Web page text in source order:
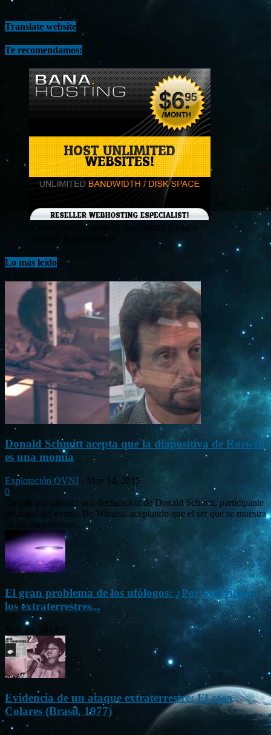
Translate website
Te recomendamos:
¡Consigue tu hosting de alta calidad y a bajo
costo en Banahosting!
Lo más leído
Donald Schmitt acepta que la diapositiva de Roswell
es una momia
Exploración OVNI - May 14, 2015
0
Circula por internet una declaración de Donald Schmitt, participante
principal del evento Be Witness, aceptando que el ser que se muestra
en las diapositivas...
El gran problema de los ufólogos: ¿Por qué vienen
los extraterrestres...
Nov 26, 2012
Evidencia de un ataque extraterrestre: El caso
Colares (Brasil, 1977)